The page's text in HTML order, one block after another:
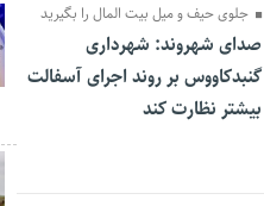
جلوی حیف و میل بیت المال را بگیرید
صدای شهروند: شهرداری
گنبدکاووس بر روند اجرای آسفالت
بیشتر نظارت کند